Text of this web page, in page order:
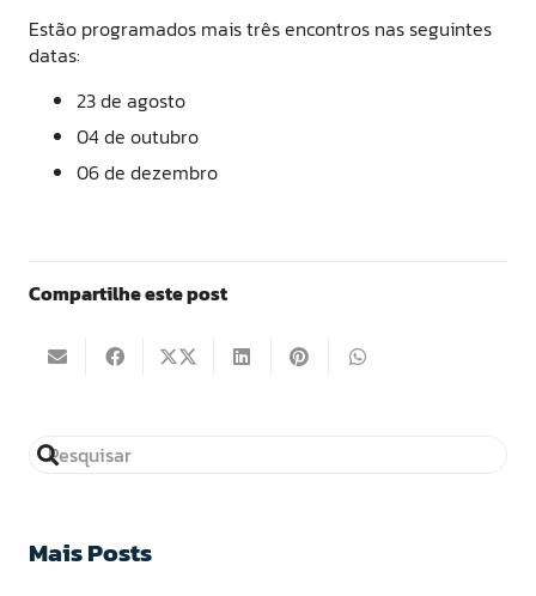
Estão programados mais três encontros nas seguintes
datas:
23 de agosto
04 de outubro
06 de dezembro
Compartilhe este post
Mais Posts